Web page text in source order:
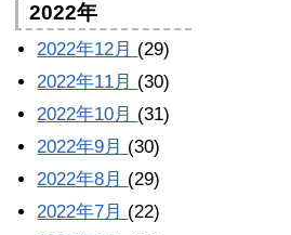
2022年
2022年12月 (29)
2022年11月 (30)
2022年10月 (31)
2022年9月 (30)
2022年8月 (29)
2022年7月 (22)